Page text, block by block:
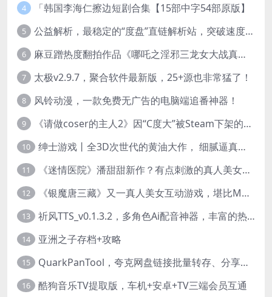
4 「韩国李海仁擦边短剧合集【15部中字54部原版】
5 公益解析，最稳定的“度盘”直链解析站，突破速度限制
6 麻豆蹭热度翻拍作品《哪吒之淫邪三龙女大战真阳魔童》 已上线
7 太极v2.9.7，聚合软件最新版，25+源也非常猛了！
8 风铃动漫，一款免费无广告的电脑端追番神器！
9 《请做coser的主人2》因“C度大”被Steam下架的真人美女互动游戏！
10 绅士游戏丨全3D次世代的黄油大作， 细腻逼真的双人互动狂想曲！
11 《迷情医院》潘甜甜新作？有点刺激的真人美女互动游戏
12 《银魔唐三藏》又一真人美女互动游戏，堪比M豆！
13 祈风TTS_v0.1.3.2，多角色Ai配音神器，丰富的热门音色
14 亚洲之子存档+攻略
15 QuarkPanTool，夸克网盘链接批量转存、分享和下载工具
16 酷狗音乐TV提取版，车机+安卓+TV三端会员互通